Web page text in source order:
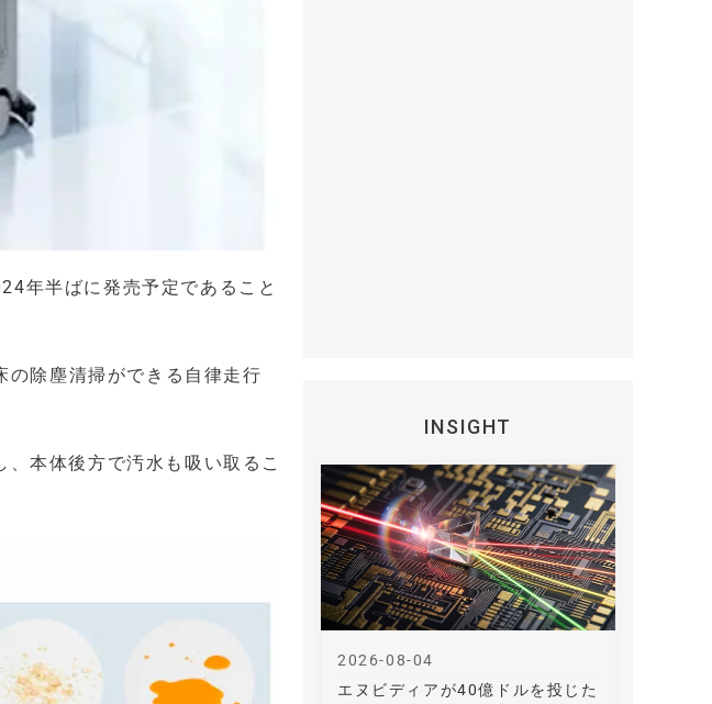
年半ばに発売予定であること
の除塵清掃ができる自律走行
本体後方で汚水も吸い取るこ
INSIGHT
エヌビディアが40億ドルを投じた
2026-08-04